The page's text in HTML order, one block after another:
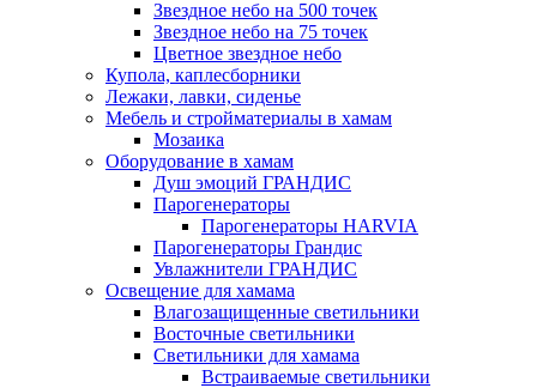
Звездное небо на 500 точек
Звездное небо на 75 точек
Цветное звездное небо
Купола, каплесборники
Лежаки, лавки, сиденье
Мебель и стройматериалы в хамам
Мозаика
Оборудование в хамам
Душ эмоций ГРАНДИС
Парогенераторы
Парогенераторы HARVIA
Парогенераторы Грандис
Увлажнители ГРАНДИС
Освещение для хамама
Влагозащищенные светильники
Восточные светильники
Светильники для хамама
Встраиваемые светильники